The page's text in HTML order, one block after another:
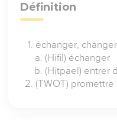
Définition
échanger, changer
(Hifil) échanger
(Hitpael) entrer
(TWOT) promettre